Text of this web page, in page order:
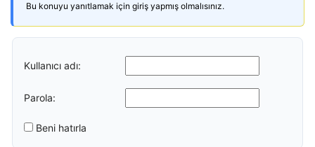
Bu konuyu yanıtlamak için giriş yapmış olmalısınız.
Kullanıcı adı:
Parola:
Beni hatırla